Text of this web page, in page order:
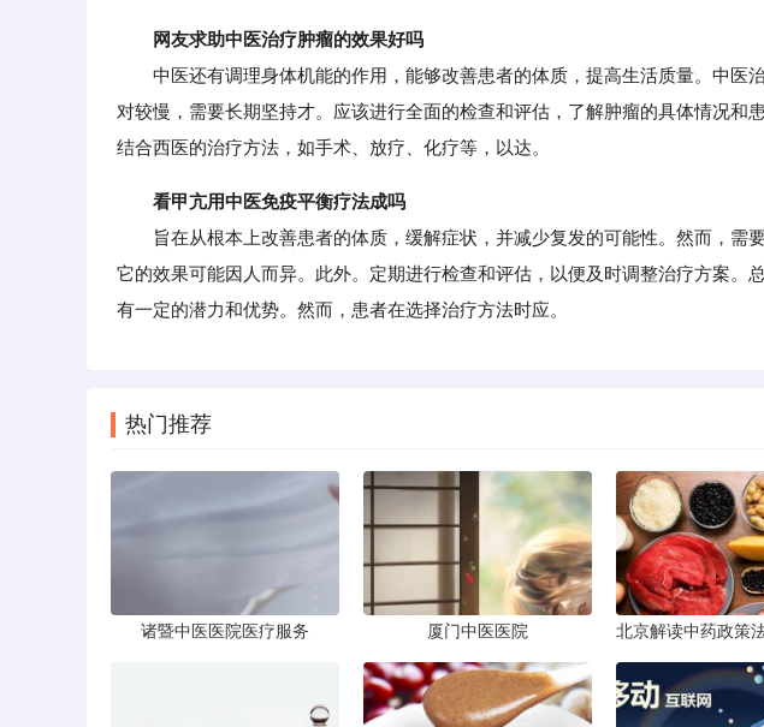
网友求助中医治疗肿瘤的效果好吗
中医还有调理身体机能的作用，能够改善患者的体质，提高生活质量。中医
对较慢，需要长期坚持才。应该进行全面的检查和评估，了解肿瘤的具体情况和
结合西医的治疗方法，如手术、放疗、化疗等，以达。
看甲亢用中医免疫平衡疗法成吗
旨在从根本上改善患者的体质，缓解症状，并减少复发的可能性。然而，需要
它的效果可能因人而异。此外。定期进行检查和评估，以便及时调整治疗方案。
有一定的潜力和优势。然而，患者在选择治疗方法时应。
热门推荐
诸暨中医医院医疗服务 厦门中医医院